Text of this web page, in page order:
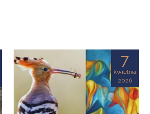
7
kwietnia
2026